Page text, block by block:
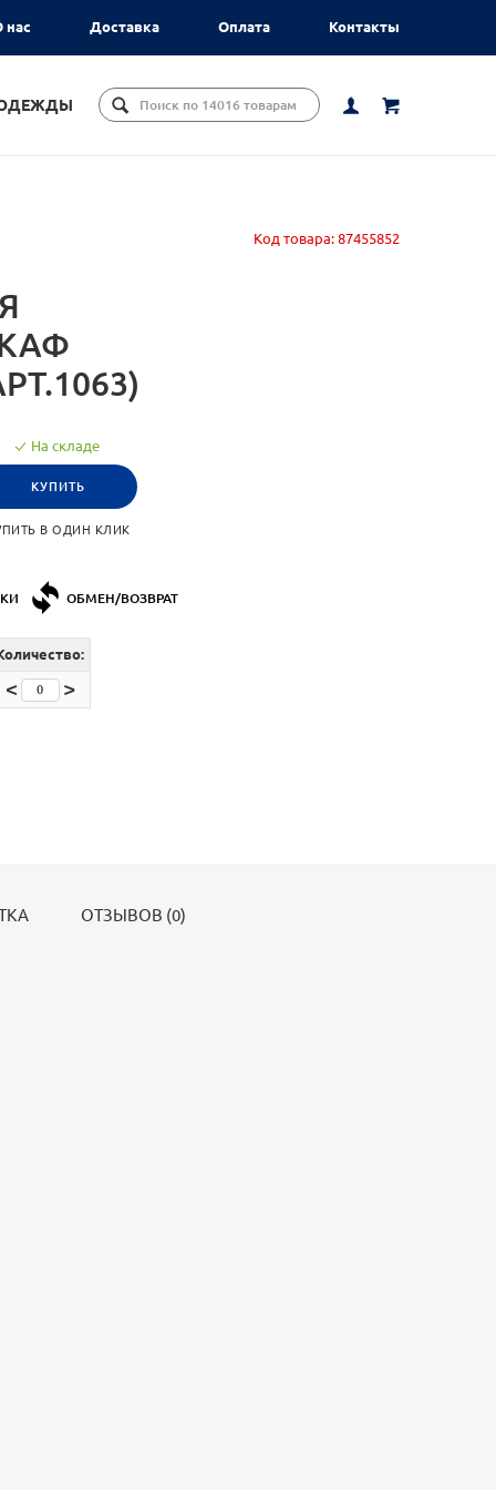
нас Доставка Оплата Контакты
Код товара: 87455852
На складе
КУПИТЬ
В ОДИН КЛИК
ОБМЕН/ВОЗВРАТ
< >
ОТЗЫВОВ (0)